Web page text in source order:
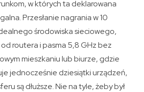
w których ta deklarowana
Przesłanie nagrania w 10
środowiska sieciowego,
routera i pasma 5,8 GHz bez
mieszkaniu lub biurze, gdzie
jednocześnie dziesiątki urządzeń,
są dłuższe. Nie na tyle, żeby był